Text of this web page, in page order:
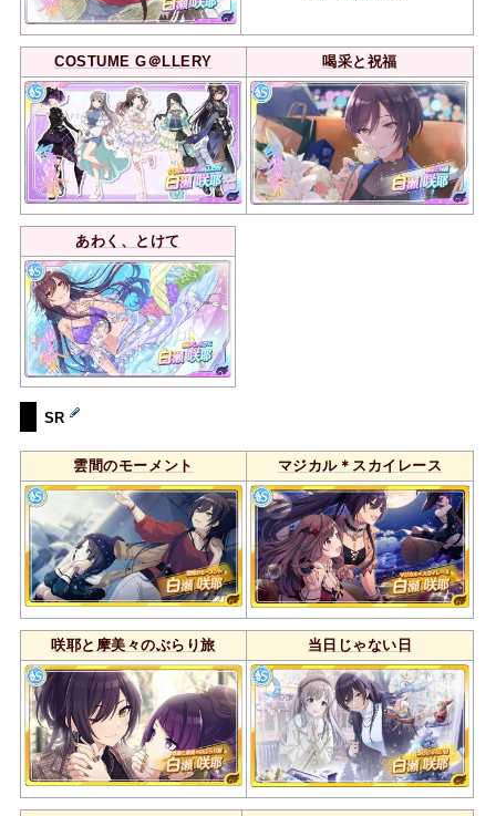
COSTUME G＠LLERY 喝采と祝福
あわく、とけて
SR
雲間のモーメント マジカル＊スカイレース
咲耶と摩美々のぶらり旅 当日じゃない日